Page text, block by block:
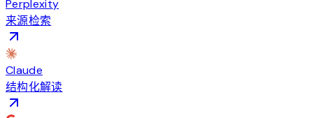
Perplexity
来源检索
Claude
结构化解读